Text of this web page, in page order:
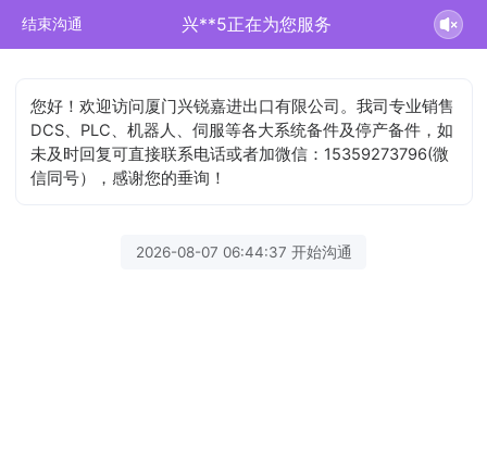
结束沟通 兴**5正在为您服务
您好！欢迎访问厦门兴锐嘉进出口有限公司。我司专业销售
DCS、PLC、机器人、伺服等各大系统备件及停产备件，如
未及时回复可直接联系电话或者加微信：15359273796(微
信同号），感谢您的垂询！
2026-08-07 06:44:37 开始沟通